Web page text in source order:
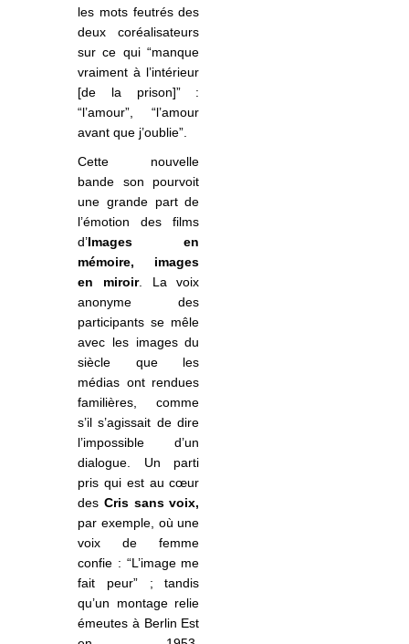
les mots feutrés des
deux coréalisateurs
sur ce qui “manque
vraiment à l’intérieur
[de la prison]” :
“l’amour”, “l’amour
avant que j’oublie”.
Cette nouvelle
bande son pourvoit
une grande part de
l’émotion des films
d’Images en
mémoire, images
en miroir. La voix
anonyme des
participants se mêle
avec les images du
siècle que les
médias ont rendues
familières, comme
s’il s’agissait de dire
l’impossible d’un
dialogue. Un parti
pris qui est au cœur
des Cris sans voix,
par exemple, où une
voix de femme
confie : “L’image me
fait peur” ; tandis
qu’un montage relie
émeutes à Berlin Est